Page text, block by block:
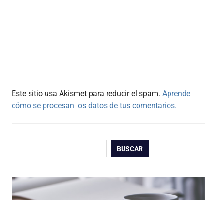
Este sitio usa Akismet para reducir el spam. Aprende
cómo se procesan los datos de tus comentarios.
BUSCAR